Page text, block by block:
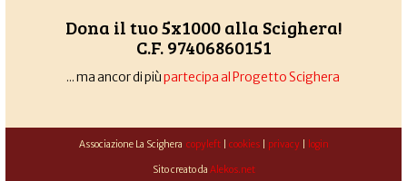
Dona il tuo 5x1000 alla Scighera!
C.F. 97406860151
... ma ancor di piùpartecipa al Progetto Scighera
Associazione La Scighera copyleft| cookies| privacy| login
Sito creato da Alekos.net